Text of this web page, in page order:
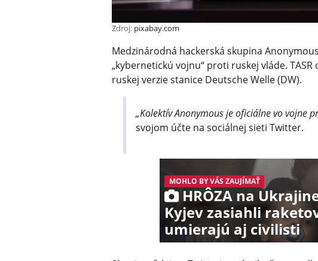
Zdroj: pixabay.com
Medzinárodná hackerská skupina
„kybernetickú vojnu“ proti ruskej vláde.
ruskej verzie stanice Deutsche Welle (DW).
„Kolektív Anonymous je oficiálne vo vojne
svojom účte na sociálnej sieti Twitter.
MOHLO BY VÁS ZAUJÍMAŤ
HRÔZA na
Kyjev zasiahli
umierajú aj civilisti